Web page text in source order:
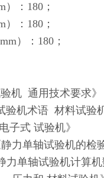
：180；
：180；
）：180；
机 通用技术要求》
验机术语 材料试验
子式 试验机》
静力单轴试验机的
力单轴试验机计算